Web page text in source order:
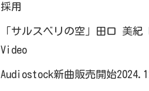
採用
「サルスベリの空」田口 美
Video
Audiostock新曲販売開始